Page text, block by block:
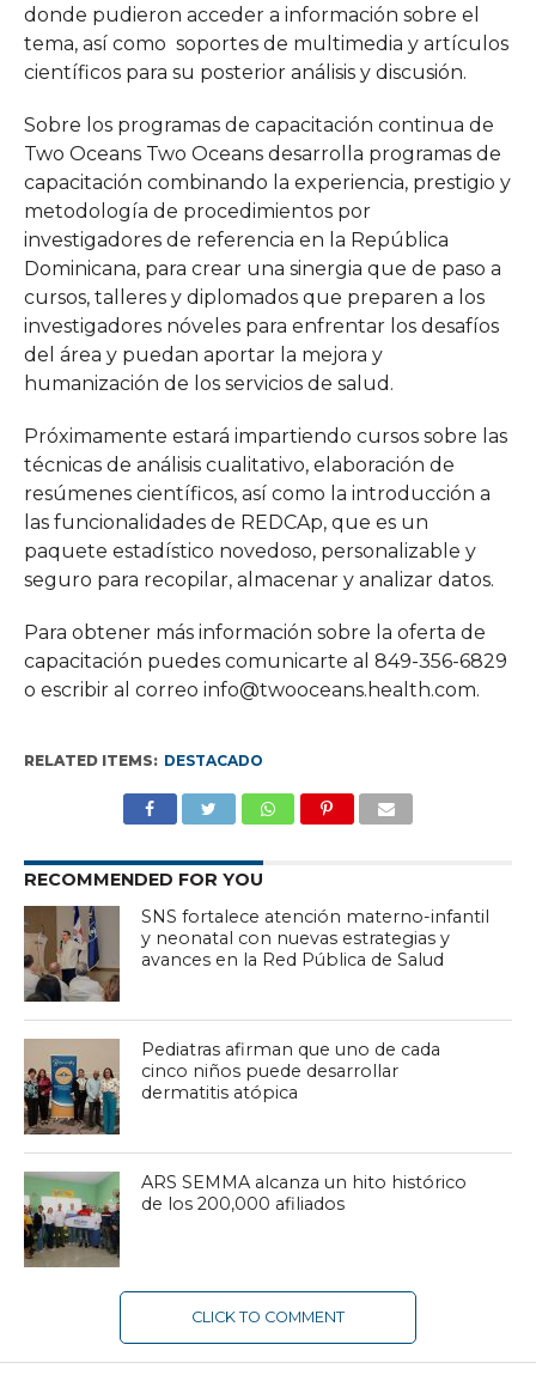
donde pudieron acceder a información sobre el
tema, así como soportes de multimedia y artículos
científicos para su posterior análisis y discusión.
Sobre los programas de capacitación continua de
Two Oceans Two Oceans desarrolla programas de
capacitación combinando la experiencia, prestigio y
metodología de procedimientos por
investigadores de referencia en la República
Dominicana, para crear una sinergia que de paso a
cursos, talleres y diplomados que preparen a los
investigadores nóveles para enfrentar los desafíos
del área y puedan aportar la mejora y
humanización de los servicios de salud.
Próximamente estará impartiendo cursos sobre las
técnicas de análisis cualitativo, elaboración de
resúmenes científicos, así como la introducción a
las funcionalidades de REDCAp, que es un
paquete estadístico novedoso, personalizable y
seguro para recopilar, almacenar y analizar datos.
Para obtener más información sobre la oferta de
capacitación puedes comunicarte al 849-356-6829
o escribir al correo info@twooceans.health.com.
RELATED ITEMS: DESTACADO
RECOMMENDED FOR YOU
SNS fortalece atención materno-infantil
y neonatal con nuevas estrategias y
avances en la Red Pública de Salud
Pediatras afirman que uno de cada
cinco niños puede desarrollar
dermatitis atópica
ARS SEMMA alcanza un hito histórico
de los 200,000 afiliados
CLICK TO COMMENT